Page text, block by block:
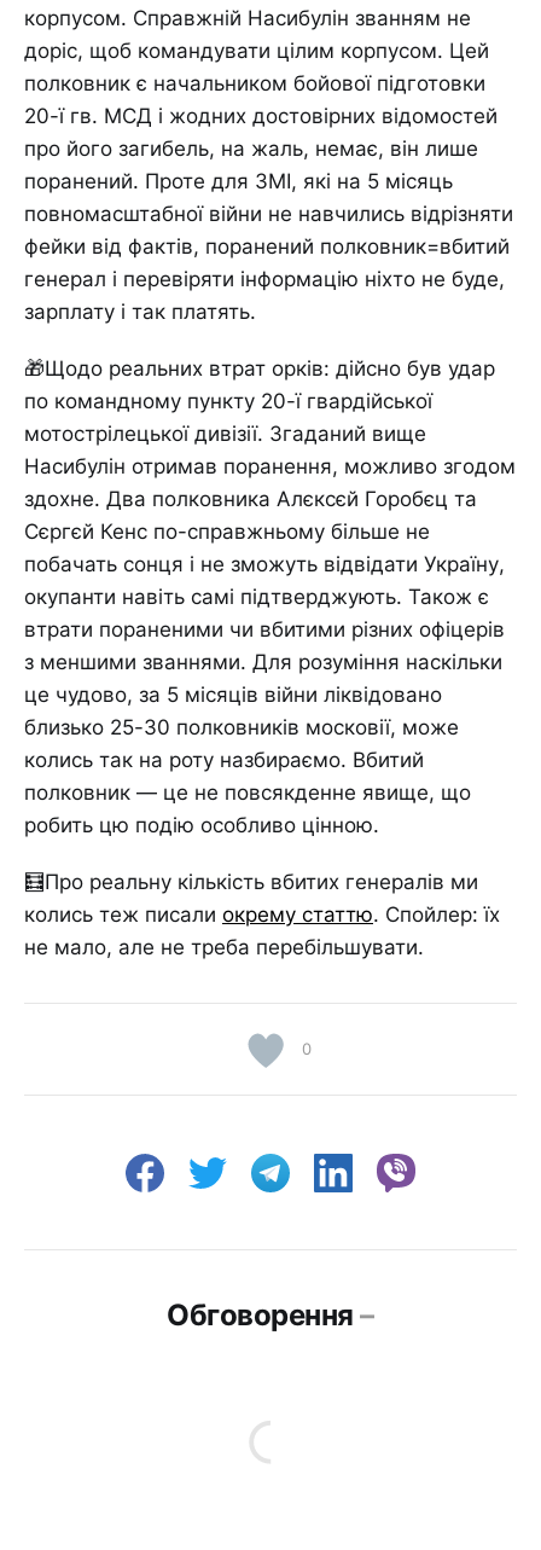
корпусом. Справжній Насибулін званням не
доріс, щоб командувати цілим корпусом. Цей
полковник є начальником бойової підготовки
20-ї гв. МСД і жодних достовірних відомостей
про його загибель, на жаль, немає, він лише
поранений. Проте для ЗМІ, які на 5 місяць
повномасштабної війни не навчились відрізняти
фейки від фактів, поранений полковник=вбитий
генерал і перевіряти інформацію ніхто не буде,
зарплату і так платять.
🎁Щодо реальних втрат орків: дійсно був удар
по командному пункту 20-ї гвардійської
мотострілецької дивізії. Згаданий вище
Насибулін отримав поранення, можливо згодом
здохне. Два полковника Алєксєй Горобєц та
Сєргєй Кенс по-справжньому більше не
побачать сонця і не зможуть відвідати Україну,
окупанти навіть самі підтверджують. Також є
втрати пораненими чи вбитими різних офіцерів
з меншими званнями. Для розуміння наскільки
це чудово, за 5 місяців війни ліквідовано
близько 25-30 полковників московії, може
колись так на роту назбираємо. Вбитий
полковник — це не повсякденне явище, що
робить цю подію особливо цінною.
🧮Про реальну кількість вбитих генералів ми
колись теж писали окрему статтю. Спойлер: їх
не мало, але не треба перебільшувати.
0
Обговорення–